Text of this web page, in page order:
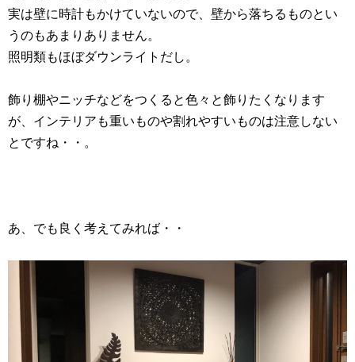
実は壁に時計もかけていないので、壁から落ちるものとい
うのもあまりありません。
照明類もほぼダウンライトだし。
飾り棚やニッチなどをつくると色々と飾りたくなります
が、インテリアも重いものや割れやすいものは注意しない
とですね・・。
あ、でも良く考えてみれば・・